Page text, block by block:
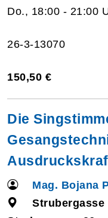
Do., 18:00 - 21:00
26-3-13070
150,50 €
Die
Mag. Bojana
Strubergasse